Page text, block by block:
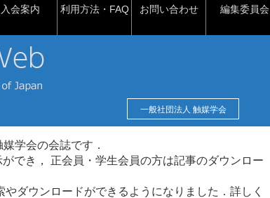
入会案内 利用方法・FAQ お問い合わせ 編集委員会
一般社団法人 触媒学会
学会の会誌です．
でき， 正会員・学生会員の方は記事のダウンロー
ダウンロードができるようになりました．詳しく